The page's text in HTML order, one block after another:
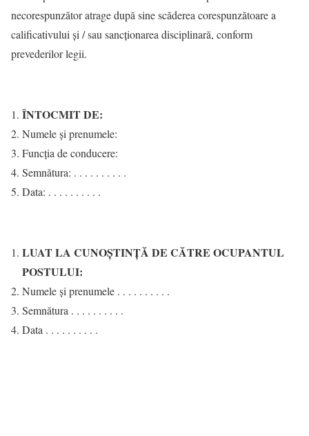
necorespunzător atrage după sine scăderea corespunzătoare a
calificativului și / sau sancţionarea disciplinară, conform
prevederilor legii.
ÎNTOCMIT DE:
Numele şi prenumele:
Funcţia de conducere:
Semnătura: . . . . . . . . . .
Data: . . . . . . . . . .
LUAT LA CUNOŞTINŢĂ DE CĂTRE OCUPANTUL
POSTULUI:
Numele şi prenumele . . . . . . . . . .
Semnătura . . . . . . . . . .
Data . . . . . . . . . .